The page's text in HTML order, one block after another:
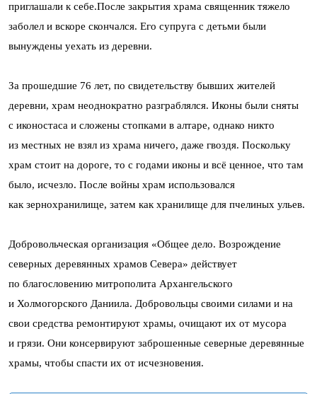
приглашали к себе.После закрытия храма священник тяжело
заболел и вскоре скончался. Его супруга с детьми были
вынуждены уехать из деревни.
За прошедшие 76 лет, по свидетельству бывших жителей
деревни, храм неоднократно разграблялся. Иконы были сняты
с иконостаса и сложены стопками в алтаре, однако никто
из местных не взял из храма ничего, даже гвоздя. Поскольку
храм стоит на дороге, то с годами иконы и всё ценное, что там
было, исчезло. После войны храм использовался
как зернохранилище, затем как хранилище для пчелиных ульев.
Добровольческая организация «Общее дело. Возрождение
северных деревянных храмов Севера» действует
по благословению митрополита Архангельского
и Холмогорского Даниила. Добровольцы своими силами и на
свои средства ремонтируют храмы, очищают их от мусора
и грязи. Они консервируют заброшенные северные деревянные
храмы, чтобы спасти их от исчезновения.